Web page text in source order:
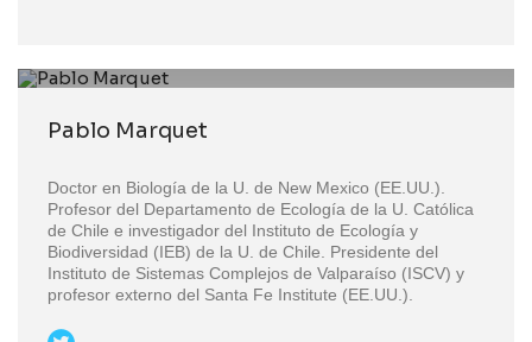
Pablo Marquet
Doctor en Biología de la U. de New Mexico (EE.UU.).
Profesor del Departamento de Ecología de la U. Católica
de Chile e investigador del Instituto de Ecología y
Biodiversidad (IEB) de la U. de Chile. Presidente del
Instituto de Sistemas Complejos de Valparaíso (ISCV) y
profesor externo del Santa Fe Institute (EE.UU.).